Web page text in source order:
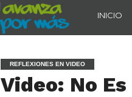
INICIO
REFLEXIONES EN VIDEO
Video: No